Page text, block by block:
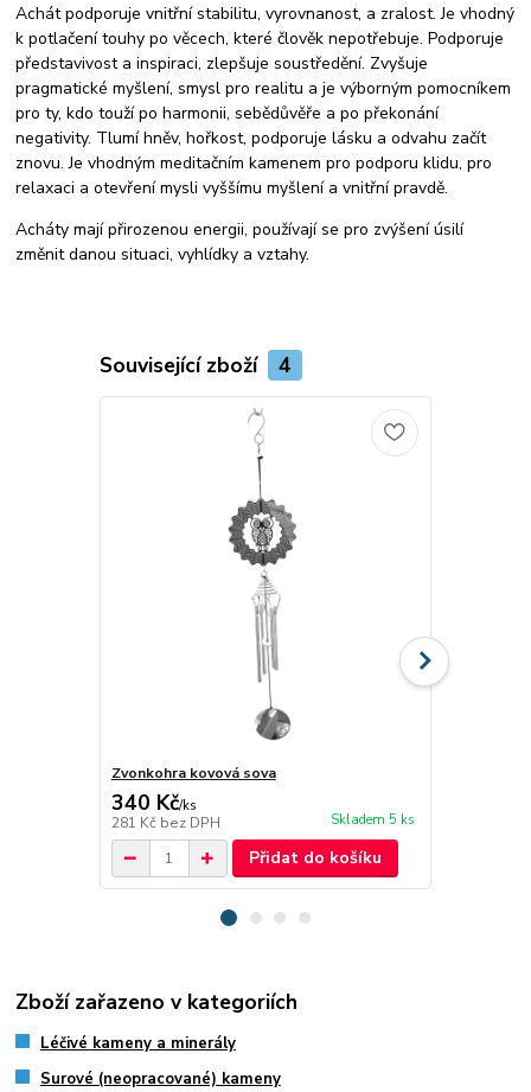
Achát podporuje vnitřní stabilitu, vyrovnanost, a zralost. Je vhodný
k potlačení touhy po věcech, které člověk nepotřebuje. Podporuje
představivost a inspiraci, zlepšuje soustředění. Zvyšuje
pragmatické myšlení, smysl pro realitu a je výborným pomocníkem
pro ty, kdo touží po harmonii, sebědůvěře a po překonání
negativity. Tlumí hněv, hořkost, podporuje lásku a odvahu začít
znovu. Je vhodným meditačním kamenem pro podporu klidu, pro
relaxaci a otevření mysli vyššímu myšlení a vnitřní pravdě.
Acháty mají přirozenou energii, používají se pro zvýšení úsilí
změnit danou situaci, vyhlídky a vztahy.
Související zboží 4
Zvonkohra kovová sova
340 Kč/ks
281 Kč bez DPH Skladem 5 ks
Přidat do košíku
Zboží zařazeno v kategoriích
Léčivé kameny a minerály
Surové (neopracované) kameny